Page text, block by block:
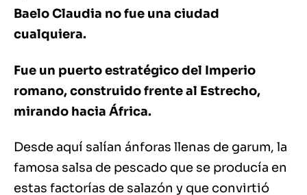
Baelo Claudia no fue una ciudad
cualquiera.
Fue un puerto estratégico del Imperio
romano, construido frente al Estrecho,
mirando hacia África.
Desde aquí salían ánforas llenas de garum, la
famosa salsa de pescado que se producía en
estas factorías de salazón y que convirtió